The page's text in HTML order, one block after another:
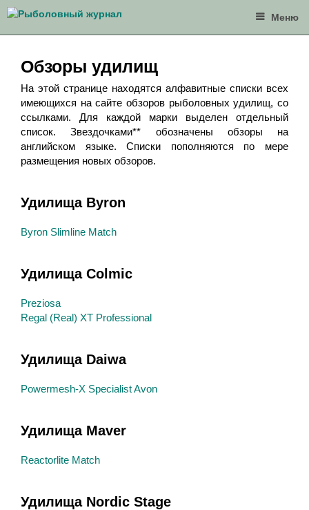
Перейти
содержимому
Меню
Обзоры удилищ
На этой странице находятся алфавитные списки всех
имеющихся на сайте обзоров рыболовных удилищ, со
ссылками. Для каждой марки выделен отдельный
список. Звездочками** обозначены обзоры на
английском языке. Списки пополняются по мере
размещения новых обзоров.
Удилища Byron
Byron Slimline Match
Удилища Colmic
Preziosa
Regal (Real) XT Professional
Удилища Daiwa
Powermesh-X Specialist Avon
Удилища Maver
Reactorlite Match
Удилища Nordic Stage